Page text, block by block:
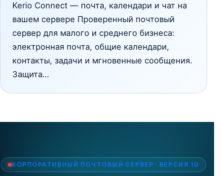
Kerio Connect — почта, календари и чат на
вашем сервере Проверенный почтовый
сервер для малого и среднего бизнеса:
электронная почта, общие календари,
контакты, задачи и мгновенные сообщения.
Защита…
КОРПОРАТИВНЫЙ ПОЧТОВЫЙ СЕРВЕР · ВЕРСИЯ 10